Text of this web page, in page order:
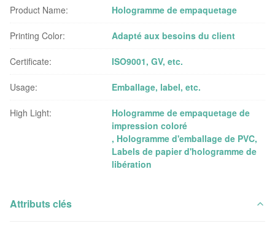
Product Name: Hologramme de empaquetage
Printing Color: Adapté aux besoins du client
Certificate: ISO9001, GV, etc.
Usage: Emballage, label, etc.
High Light:
Hologramme de empaquetage de
impression coloré
, Hologramme d'emballage de PVC,
Labels de papier d'hologramme de
libération
Attributs clés